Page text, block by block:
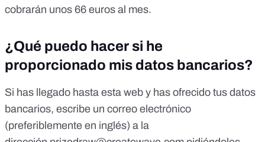
cobrarán unos 66 euros al mes.
¿Qué puedo hacer si he
proporcionado mis datos bancarios?
Si has llegado hasta esta web y has ofrecido tus datos
bancarios, escribe un correo electrónico
(preferiblemente en inglés) a la